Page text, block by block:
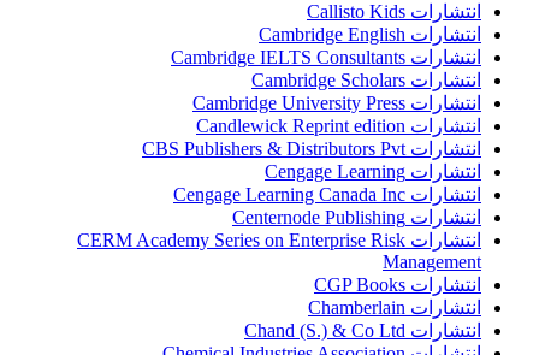
انتشارات Callisto Kids
انتشارات Cambridge English
انتشارات Cambridge IELTS Consultants
انتشارات Cambridge Scholars
انتشارات Cambridge University Press
انتشارات Candlewick Reprint edition
انتشارات CBS Publishers & Distributors Pvt
انتشارات Cengage Learning
انتشارات Cengage Learning Canada Inc
انتشارات Centernode Publishing
انتشارات CERM Academy Series on Enterprise Risk
Management
انتشارات CGP Books
انتشارات Chamberlain
انتشارات Chand (S.) & Co Ltd